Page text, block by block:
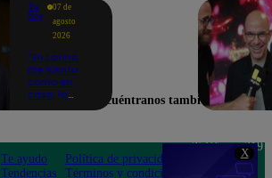
X
Yo
Soy
07 de
agosto
2026
"En Latina
me siento
como en
casa, lo
emocionado
por estreno
de Yo Soy
Encuéntranos también en
Te ayudo
Tendencias
Política de privacidad
Términos y condiciones
Teléfono: 219
Av. San